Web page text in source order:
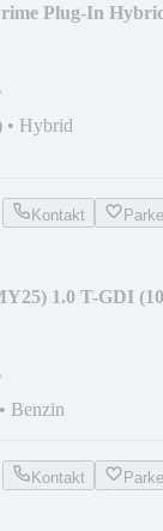
Plug-In
• Hybrid
Kontakt
1.0 T-GDI
• Benzin
Kontakt